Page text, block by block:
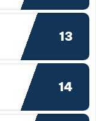
13
14